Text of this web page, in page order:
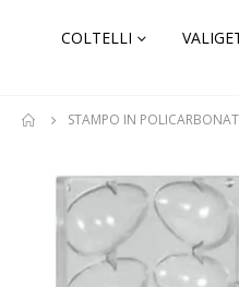
COLTELLI
STAMPO IN